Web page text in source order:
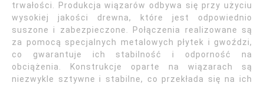
trwałości. Produkcja wiązarów odbywa się przy użyciu
wysokiej jakości drewna, które jest odpowiednio
suszone i zabezpieczone. Połączenia realizowane są
za pomocą specjalnych metalowych płytek i gwoździ,
co gwarantuje ich stabilność i odporność na
obciążenia. Konstrukcje oparte na wiązarach są
niezwykle sztywne i stabilne, co przekłada się na ich